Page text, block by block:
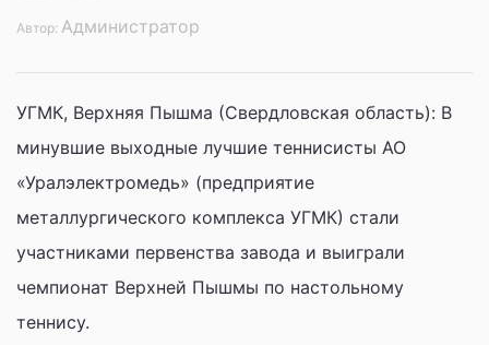
Автор: Администратор
УГМК, Верхняя Пышма (Свердловская область): В
минувшие выходные лучшие теннисисты АО
«Уралэлектромедь» (предприятие
металлургического комплекса УГМК) стали
участниками первенства завода и выиграли
чемпионат Верхней Пышмы по настольному
теннису.